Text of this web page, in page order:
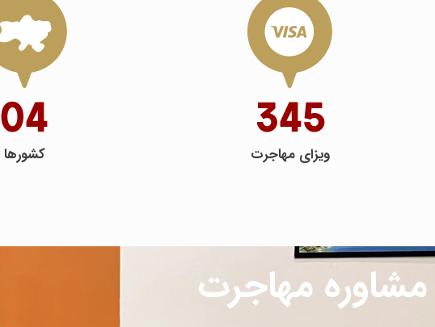
345
ویزای مهاجرت
04
کشورها
مشاوره مهاجرت